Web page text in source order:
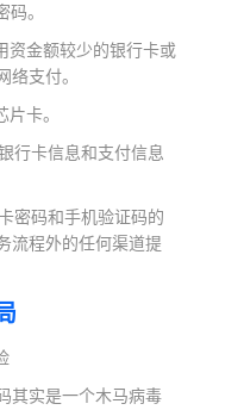
。
资金额较少的银行卡或
支付。
卡。
行卡信息和支付信息
密码和手机验证码的
流程外的任何渠道提
其实是一个木马病毒